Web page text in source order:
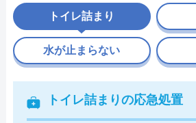
トイレ詰まり
トイレ詰まりの応急処置
水が止まらない